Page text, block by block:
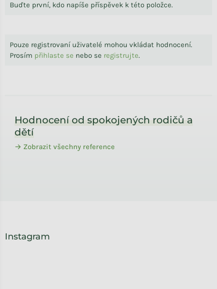
Buďte první, kdo napíše příspěvek k této položce.
Pouze registrovaní uživatelé mohou vkládat hodnocení.
Prosím přihlaste se nebo se registrujte.
Hodnocení od spokojených rodičů a
dětí
→ Zobrazit všechny reference
Instagram